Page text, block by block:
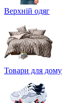
Верхній одяг
Товари для дому